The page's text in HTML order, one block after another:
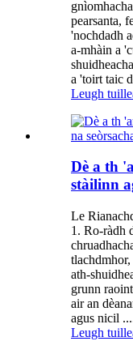
pearsanta,
'nochdadh
a-mhàin a
a 'toirt taic
Leugh
Dè a th
stàilinn
Le
1. Ro-ràdh
ath-
grunn
air an
agus nicil
Leugh